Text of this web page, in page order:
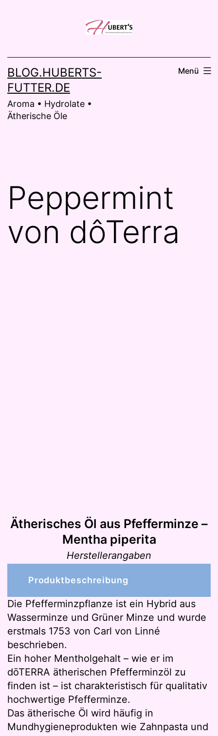
BLOG.HUBERTS-
FUTTER.DE
Aroma • Hydrolate •
Ätherische Öle
Menü
Peppermint
von dôTerra
Ätherisches Öl aus Pfefferminze –
Mentha piperita
Herstellerangaben
Produktbeschreibung
Die Pfefferminzpflanze ist ein Hybrid aus
Wasserminze und Grüner Minze und wurde
erstmals 1753 von Carl von Linné
beschrieben.
Ein hoher Mentholgehalt – wie er im
dōTERRA ätherischen Pfefferminzöl zu
finden ist – ist charakteristisch für qualitativ
hochwertige Pfefferminze.
Das ätherische Öl wird häufig in
Mundhygieneprodukten wie Zahnpasta und